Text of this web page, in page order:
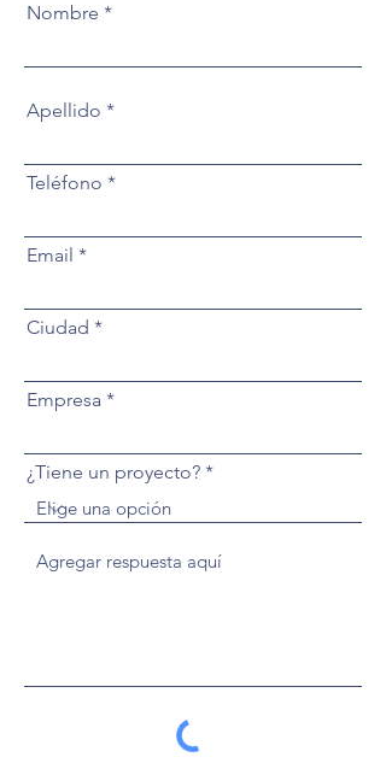
Nombre
Apellido
Teléfono
Email
Ciudad
Empresa
¿Tiene un proyecto?